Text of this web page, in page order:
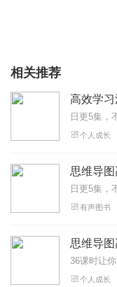
相关推荐
个人成长
有声图书
思维导
36课时让
个人成长